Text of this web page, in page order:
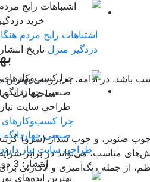
باشد. در ادامه، به بررسی بهترین
ساخت تاب
صنوبر، و چوب سدار (سرو)
مناسب، می‌تواند در برابر
از جمله رنگ‌آمیزی و لاک‌زنی
اشتباهات رایج مردم
دزدگیر منزل
چرا
صنعتی چهاردانگه
طراحی سایت نیاز
انتشار: 3 دی 1404